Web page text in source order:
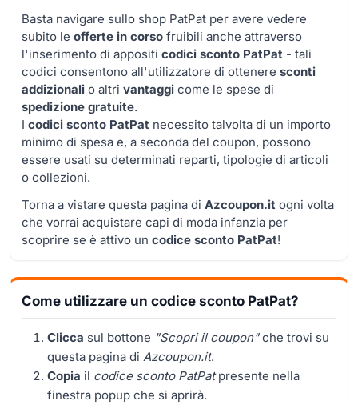
Basta navigare sullo shop PatPat per avere vedere
subito le offerte in corso fruibili anche attraverso
l'inserimento di appositi codici sconto PatPat - tali
codici consentono all'utilizzatore di ottenere sconti
addizionali o altri vantaggi come le spese di
spedizione gratuite.
I codici sconto PatPat necessito talvolta di un importo
minimo di spesa e, a seconda del coupon, possono
essere usati su determinati reparti, tipologie di articoli
o collezioni.
Torna a vistare questa pagina di Azcoupon.it ogni volta
che vorrai acquistare capi di moda infanzia per
scoprire se è attivo un codice sconto PatPat!
Come utilizzare un codice sconto PatPat?
Clicca sul bottone "Scopri il coupon"che trovi su
questa pagina di Azcoupon.it.
Copia il codice sconto PatPatpresente nella
finestra popup che si aprirà.